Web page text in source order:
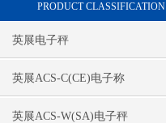
PRODUCT CLASSIFICATION
英展电子秤
英展ACS-C(CE)电子称
英展ACS-W(SA)电子秤